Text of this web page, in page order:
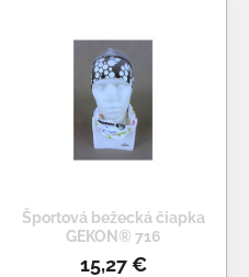
Športová bežecká čiapka
GEKON® 716
15,27 €